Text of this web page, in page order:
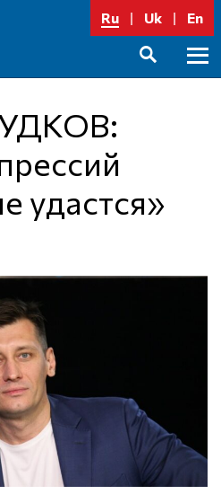
Ru Uk En
удастся»